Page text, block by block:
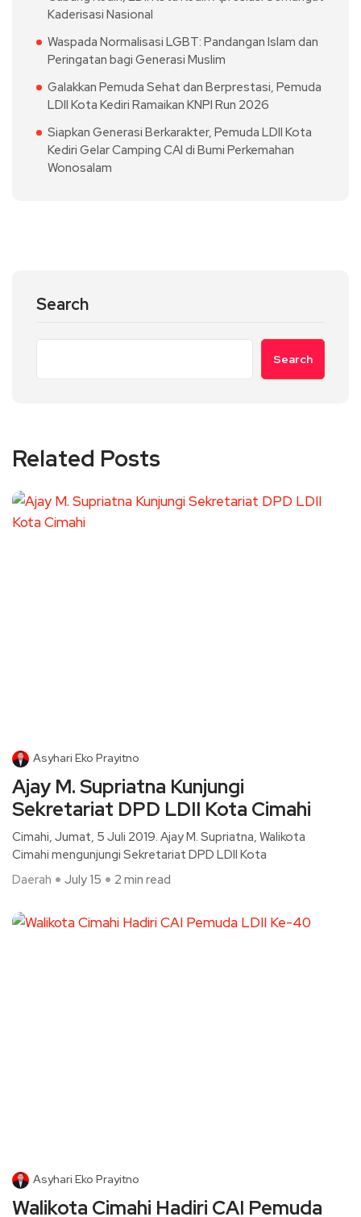
Kaderisasi Nasional
Waspada Normalisasi LGBT: Pandangan Islam dan
Peringatan bagi Generasi Muslim
Galakkan Pemuda Sehat dan Berprestasi, Pemuda
LDII Kota Kediri Ramaikan KNPI Run 2026
Siapkan Generasi Berkarakter, Pemuda LDII Kota
Kediri Gelar Camping CAI di Bumi Perkemahan
Wonosalam
Search
Search
Related Posts
Asyhari Eko Prayitno
Ajay M. Supriatna Kunjungi
Sekretariat DPD LDII Kota Cimahi
Cimahi, Jumat, 5 Juli 2019. Ajay M. Supriatna, Walikota
Cimahi mengunjungi Sekretariat DPD LDII Kota
Daerah
July 15 2 min read
Asyhari Eko Prayitno
Walikota Cimahi Hadiri CAI Pemuda